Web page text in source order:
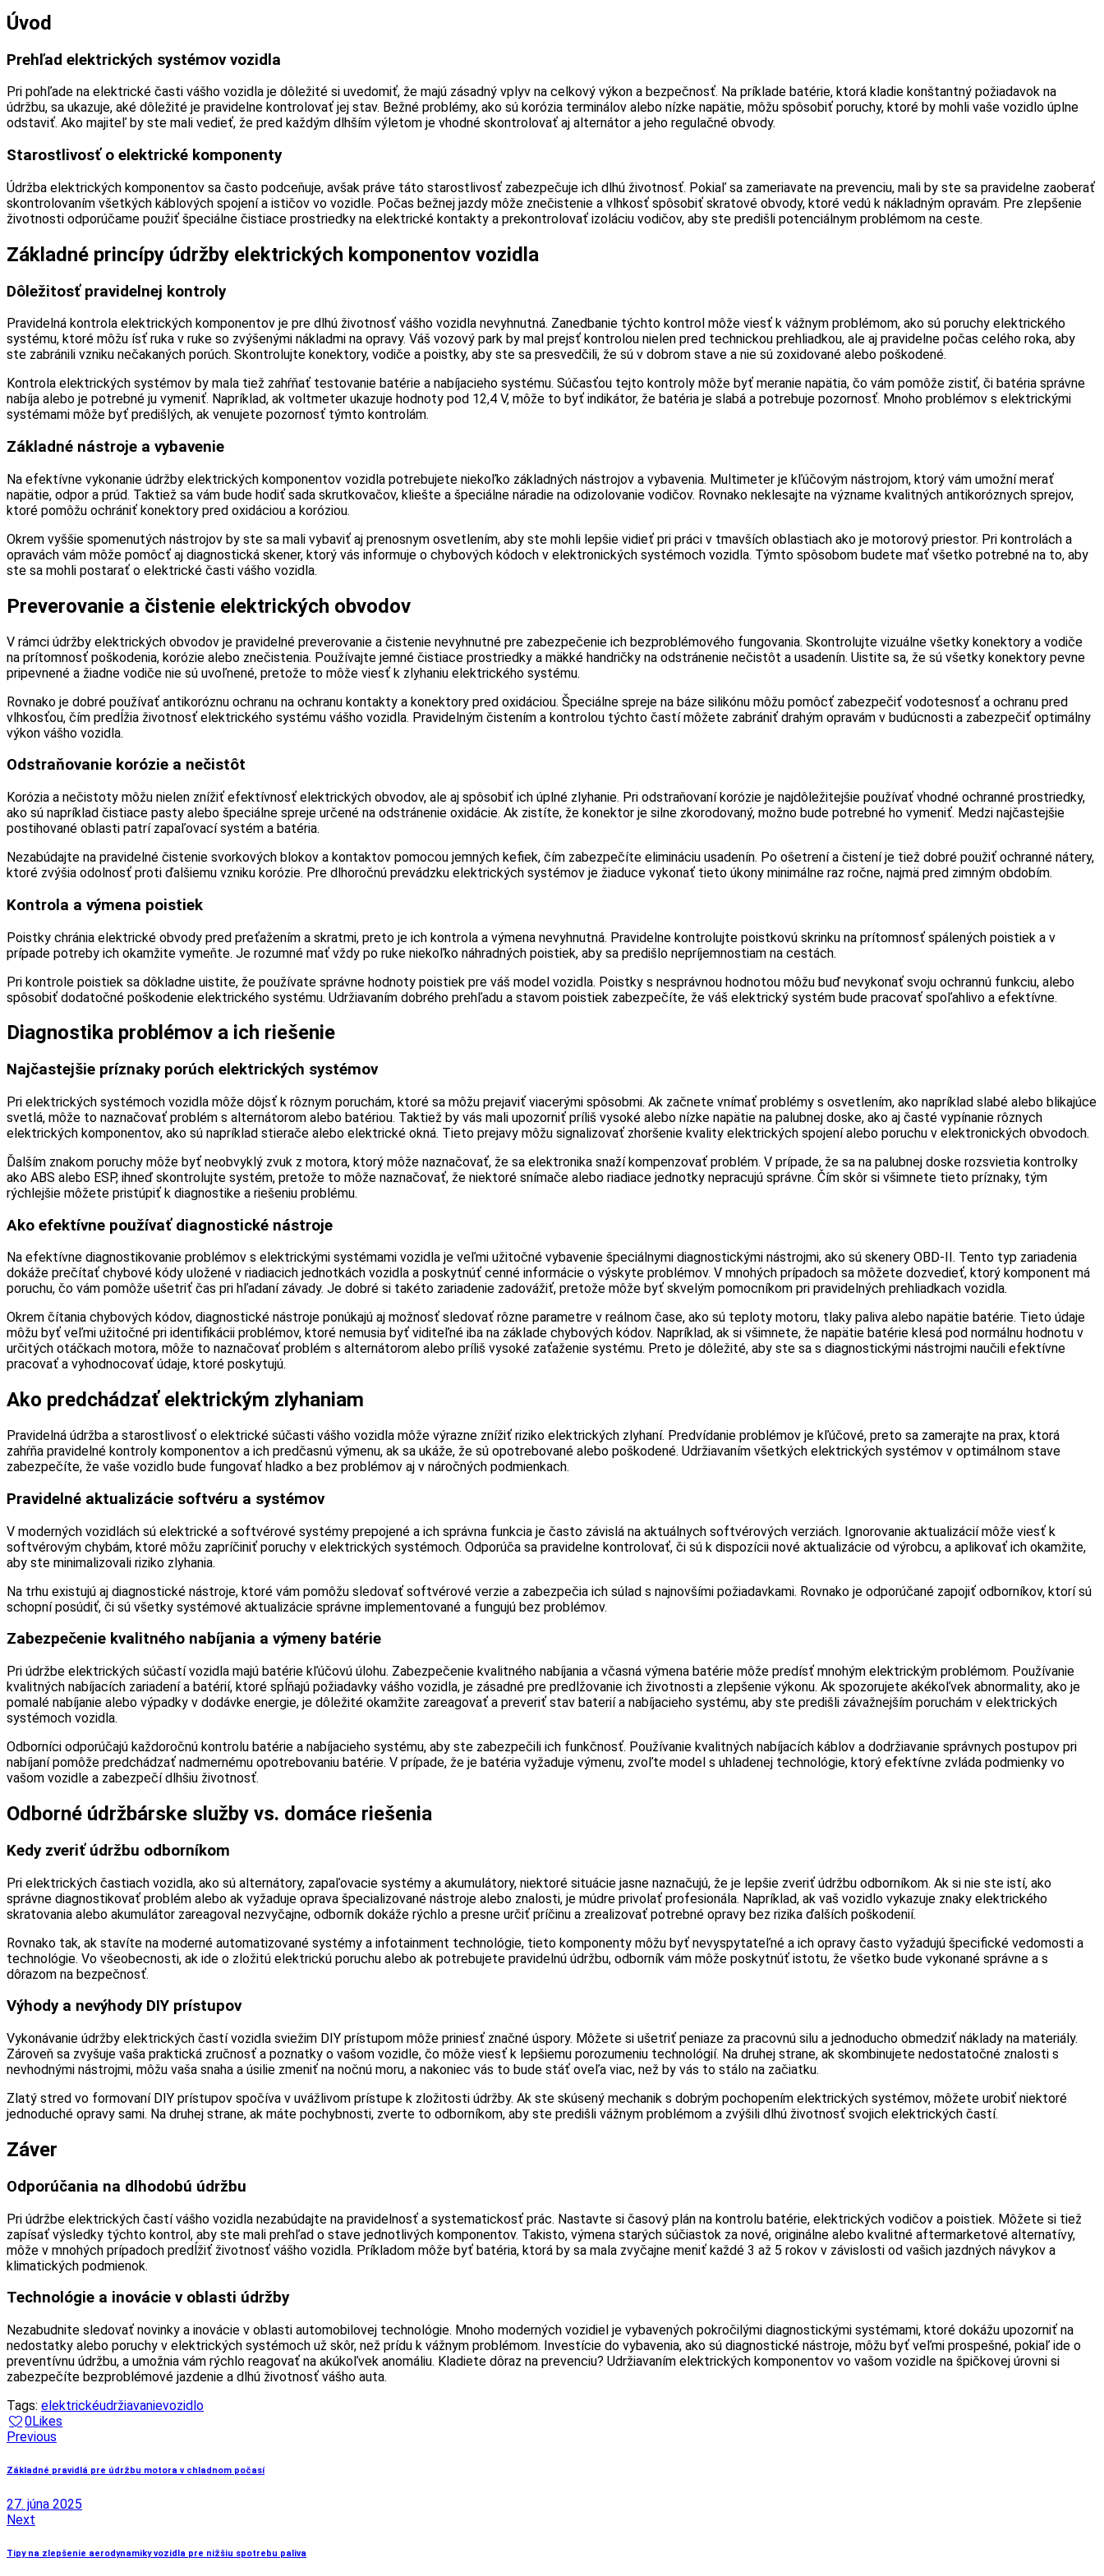
Úvod
Prehľad elektrických systémov vozidla
Pri pohľade na elektrické časti vášho vozidla je dôležité si uvedomiť, že majú zásadný vplyv na celkový výkon a bezpečnosť. Na príklade batérie, ktorá kladie konštantný požiadavok na
údržbu, sa ukazuje, aké dôležité je pravidelne kontrolovať jej stav. Bežné problémy, ako sú korózia terminálov alebo nízke napätie, môžu spôsobiť poruchy, ktoré by mohli vaše vozidlo úplne
odstaviť. Ako majiteľ by ste mali vedieť, že pred každým dlhším výletom je vhodné skontrolovať aj alternátor a jeho regulačné obvody.
Starostlivosť o elektrické komponenty
Údržba elektrických komponentov sa často podceňuje, avšak práve táto starostlivosť zabezpečuje ich dlhú životnosť. Pokiaľ sa zameriavate na prevenciu, mali by ste sa pravidelne zaoberať
skontrolovaním všetkých káblových spojení a ističov vo vozidle. Počas bežnej jazdy môže znečistenie a vlhkosť spôsobiť skratové obvody, ktoré vedú k nákladným opravám. Pre zlepšenie
životnosti odporúčame použiť špeciálne čistiace prostriedky na elektrické kontakty a prekontrolovať izoláciu vodičov, aby ste predišli potenciálnym problémom na ceste.
Základné princípy údržby elektrických komponentov vozidla
Dôležitosť pravidelnej kontroly
Pravidelná kontrola elektrických komponentov je pre dlhú životnosť vášho vozidla nevyhnutná. Zanedbanie týchto kontrol môže viesť k vážnym problémom, ako sú poruchy elektrického
systému, ktoré môžu ísť ruka v ruke so zvýšenými nákladmi na opravy. Váš vozový park by mal prejsť kontrolou nielen pred technickou prehliadkou, ale aj pravidelne počas celého roka, aby
ste zabránili vzniku nečakaných porúch. Skontrolujte konektory, vodiče a poistky, aby ste sa presvedčili, že sú v dobrom stave a nie sú zoxidované alebo poškodené.
Kontrola elektrických systémov by mala tiež zahŕňať testovanie batérie a nabíjacieho systému. Súčasťou tejto kontroly môže byť meranie napätia, čo vám pomôže zistiť, či batéria správne
nabíja alebo je potrebné ju vymeniť. Napríklad, ak voltmeter ukazuje hodnoty pod 12,4 V, môže to byť indikátor, že batéria je slabá a potrebuje pozornosť. Mnoho problémov s elektrickými
systémami môže byť predišlých, ak venujete pozornosť týmto kontrolám.
Základné nástroje a vybavenie
Na efektívne vykonanie údržby elektrických komponentov vozidla potrebujete niekoľko základných nástrojov a vybavenia. Multimeter je kľúčovým nástrojom, ktorý vám umožní merať
napätie, odpor a prúd. Taktiež sa vám bude hodiť sada skrutkovačov, kliešte a špeciálne náradie na odizolovanie vodičov. Rovnako neklesajte na význame kvalitných antikoróznych sprejov,
ktoré pomôžu ochrániť konektory pred oxidáciou a koróziou.
Okrem vyššie spomenutých nástrojov by ste sa mali vybaviť aj prenosnym osvetlením, aby ste mohli lepšie vidieť pri práci v tmavších oblastiach ako je motorový priestor. Pri kontrolách a
opravách vám môže pomôcť aj diagnostická skener, ktorý vás informuje o chybových kódoch v elektronických systémoch vozidla. Týmto spôsobom budete mať všetko potrebné na to, aby
ste sa mohli postarať o elektrické časti vášho vozidla.
Preverovanie a čistenie elektrických obvodov
V rámci údržby elektrických obvodov je pravidelné preverovanie a čistenie nevyhnutné pre zabezpečenie ich bezproblémového fungovania. Skontrolujte vizuálne všetky konektory a vodiče
na prítomnosť poškodenia, korózie alebo znečistenia. Používajte jemné čistiace prostriedky a mäkké handričky na odstránenie nečistôt a usadenín. Uistite sa, že sú všetky konektory pevne
pripevnené a žiadne vodiče nie sú uvoľnené, pretože to môže viesť k zlyhaniu elektrického systému.
Rovnako je dobré používať antikoróznu ochranu na ochranu kontakty a konektory pred oxidáciou. Špeciálne spreje na báze silikónu môžu pomôcť zabezpečiť vodotesnosť a ochranu pred
vlhkosťou, čím predĺžia životnosť elektrického systému vášho vozidla. Pravidelným čistením a kontrolou týchto častí môžete zabrániť drahým opravám v budúcnosti a zabezpečiť optimálny
výkon vášho vozidla.
Odstraňovanie korózie a nečistôt
Korózia a nečistoty môžu nielen znížiť efektívnosť elektrických obvodov, ale aj spôsobiť ich úplné zlyhanie. Pri odstraňovaní korózie je najdôležitejšie používať vhodné ochranné prostriedky,
ako sú napríklad čistiace pasty alebo špeciálne spreje určené na odstránenie oxidácie. Ak zistíte, že konektor je silne zkorodovaný, možno bude potrebné ho vymeniť. Medzi najčastejšie
postihované oblasti patrí zapaľovací systém a batéria.
Nezabúdajte na pravidelné čistenie svorkových blokov a kontaktov pomocou jemných kefiek, čím zabezpečíte elimináciu usadenín. Po ošetrení a čistení je tiež dobré použiť ochranné nátery,
ktoré zvýšia odolnosť proti ďalšiemu vzniku korózie. Pre dlhoročnú prevádzku elektrických systémov je žiaduce vykonať tieto úkony minimálne raz ročne, najmä pred zimným obdobím.
Kontrola a výmena poistiek
Poistky chránia elektrické obvody pred preťažením a skratmi, preto je ich kontrola a výmena nevyhnutná. Pravidelne kontrolujte poistkovú skrinku na prítomnosť spálených poistiek a v
prípade potreby ich okamžite vymeňte. Je rozumné mať vždy po ruke niekoľko náhradných poistiek, aby sa predišlo nepríjemnostiam na cestách.
Pri kontrole poistiek sa dôkladne uistite, že používate správne hodnoty poistiek pre váš model vozidla. Poistky s nesprávnou hodnotou môžu buď nevykonať svoju ochrannú funkciu, alebo
spôsobiť dodatočné poškodenie elektrického systému. Udržiavaním dobrého prehľadu a stavom poistiek zabezpečíte, že váš elektrický systém bude pracovať spoľahlivo a efektívne.
Diagnostika problémov a ich riešenie
Najčastejšie príznaky porúch elektrických systémov
Pri elektrických systémoch vozidla môže dôjsť k rôznym poruchám, ktoré sa môžu prejaviť viacerými spôsobmi. Ak začnete vnímať problémy s osvetlením, ako napríklad slabé alebo blikajúce
svetlá, môže to naznačovať problém s alternátorom alebo batériou. Taktiež by vás mali upozorniť príliš vysoké alebo nízke napätie na palubnej doske, ako aj časté vypínanie rôznych
elektrických komponentov, ako sú napríklad stierače alebo elektrické okná. Tieto prejavy môžu signalizovať zhoršenie kvality elektrických spojení alebo poruchu v elektronických obvodoch.
Ďalším znakom poruchy môže byť neobvyklý zvuk z motora, ktorý môže naznačovať, že sa elektronika snaží kompenzovať problém. V prípade, že sa na palubnej doske rozsvietia kontrolky
ako ABS alebo ESP, ihneď skontrolujte systém, pretože to môže naznačovať, že niektoré snímače alebo riadiace jednotky nepracujú správne. Čím skôr si všimnete tieto príznaky, tým
rýchlejšie môžete pristúpiť k diagnostike a riešeniu problému.
Ako efektívne používať diagnostické nástroje
Na efektívne diagnostikovanie problémov s elektrickými systémami vozidla je veľmi užitočné vybavenie špeciálnymi diagnostickými nástrojmi, ako sú skenery OBD-II. Tento typ zariadenia
dokáže prečítať chybové kódy uložené v riadiacich jednotkách vozidla a poskytnúť cenné informácie o výskyte problémov. V mnohých prípadoch sa môžete dozvedieť, ktorý komponent má
poruchu, čo vám pomôže ušetriť čas pri hľadaní závady. Je dobré si takéto zariadenie zadovážiť, pretože môže byť skvelým pomocníkom pri pravidelných prehliadkach vozidla.
Okrem čítania chybových kódov, diagnostické nástroje ponúkajú aj možnosť sledovať rôzne parametre v reálnom čase, ako sú teploty motoru, tlaky paliva alebo napätie batérie. Tieto údaje
môžu byť veľmi užitočné pri identifikácii problémov, ktoré nemusia byť viditeľné iba na základe chybových kódov. Napríklad, ak si všimnete, že napätie batérie klesá pod normálnu hodnotu v
určitých otáčkach motora, môže to naznačovať problém s alternátorom alebo príliš vysoké zaťaženie systému. Preto je dôležité, aby ste sa s diagnostickými nástrojmi naučili efektívne
pracovať a vyhodnocovať údaje, ktoré poskytujú.
Ako predchádzať elektrickým zlyhaniam
Pravidelná údržba a starostlivosť o elektrické súčasti vášho vozidla môže výrazne znížiť riziko elektrických zlyhaní. Predvídanie problémov je kľúčové, preto sa zamerajte na prax, ktorá
zahŕňa pravidelné kontroly komponentov a ich predčasnú výmenu, ak sa ukáže, že sú opotrebované alebo poškodené. Udržiavaním všetkých elektrických systémov v optimálnom stave
zabezpečíte, že vaše vozidlo bude fungovať hladko a bez problémov aj v náročných podmienkach.
Pravidelné aktualizácie softvéru a systémov
V moderných vozidlách sú elektrické a softvérové systémy prepojené a ich správna funkcia je často závislá na aktuálnych softvérových verziách. Ignorovanie aktualizácií môže viesť k
softvérovým chybám, ktoré môžu zapríčiniť poruchy v elektrických systémoch. Odporúča sa pravidelne kontrolovať, či sú k dispozícii nové aktualizácie od výrobcu, a aplikovať ich okamžite,
aby ste minimalizovali riziko zlyhania.
Na trhu existujú aj diagnostické nástroje, ktoré vám pomôžu sledovať softvérové verzie a zabezpečia ich súlad s najnovšími požiadavkami. Rovnako je odporúčané zapojiť odborníkov, ktorí sú
schopní posúdiť, či sú všetky systémové aktualizácie správne implementované a fungujú bez problémov.
Zabezpečenie kvalitného nabíjania a výmeny batérie
Pri údržbe elektrických súčastí vozidla majú batérie kľúčovú úlohu. Zabezpečenie kvalitného nabíjania a včasná výmena batérie môže predísť mnohým elektrickým problémom. Používanie
kvalitných nabíjacích zariadení a batérií, ktoré spĺňajú požiadavky vášho vozidla, je zásadné pre predlžovanie ich životnosti a zlepšenie výkonu. Ak spozorujete akékoľvek abnormality, ako je
pomalé nabíjanie alebo výpadky v dodávke energie, je dôležité okamžite zareagovať a preveriť stav baterií a nabíjacieho systému, aby ste predišli závažnejším poruchám v elektrických
systémoch vozidla.
Odborníci odporúčajú každoročnú kontrolu batérie a nabíjacieho systému, aby ste zabezpečili ich funkčnosť. Používanie kvalitných nabíjacích káblov a dodržiavanie správnych postupov pri
nabíjaní pomôže predchádzať nadmernému opotrebovaniu batérie. V prípade, že je batéria vyžaduje výmenu, zvoľte model s uhladenej technológie, ktorý efektívne zvláda podmienky vo
vašom vozidle a zabezpečí dlhšiu životnosť.
Odborné údržbárske služby vs. domáce riešenia
Kedy zveriť údržbu odborníkom
Pri elektrických častiach vozidla, ako sú alternátory, zapaľovacie systémy a akumulátory, niektoré situácie jasne naznačujú, že je lepšie zveriť údržbu odborníkom. Ak si nie ste istí, ako
správne diagnostikovať problém alebo ak vyžaduje oprava špecializované nástroje alebo znalosti, je múdre privolať profesionála. Napríklad, ak vaš vozidlo vykazuje znaky elektrického
skratovania alebo akumulátor zareagoval nezvyčajne, odborník dokáže rýchlo a presne určiť príčinu a zrealizovať potrebné opravy bez rizika ďalších poškodenií.
Rovnako tak, ak stavíte na moderné automatizované systémy a infotainment technológie, tieto komponenty môžu byť nevyspytateľné a ich opravy často vyžadujú špecifické vedomosti a
technológie. Vo všeobecnosti, ak ide o zložitú elektrickú poruchu alebo ak potrebujete pravidelnú údržbu, odborník vám môže poskytnúť istotu, že všetko bude vykonané správne a s
dôrazom na bezpečnosť.
Výhody a nevýhody DIY prístupov
Vykonávanie údržby elektrických častí vozidla sviežim DIY prístupom môže priniesť značné úspory. Môžete si ušetriť peniaze za pracovnú silu a jednoducho obmedziť náklady na materiály.
Zároveň sa zvyšuje vaša praktická zručnosť a poznatky o vašom vozidle, čo môže viesť k lepšiemu porozumeniu technológií. Na druhej strane, ak skombinujete nedostatočné znalosti s
nevhodnými nástrojmi, môžu vaša snaha a úsilie zmeniť na nočnú moru, a nakoniec vás to bude stáť oveľa viac, než by vás to stálo na začiatku.
Zlatý stred vo formovaní DIY prístupov spočíva v uvážlivom prístupe k zložitosti údržby. Ak ste skúsený mechanik s dobrým pochopením elektrických systémov, môžete urobiť niektoré
jednoduché opravy sami. Na druhej strane, ak máte pochybnosti, zverte to odborníkom, aby ste predišli vážnym problémom a zvýšili dlhú životnosť svojich elektrických častí.
Záver
Odporúčania na dlhodobú údržbu
Pri údržbe elektrických častí vášho vozidla nezabúdajte na pravidelnosť a systematickosť prác. Nastavte si časový plán na kontrolu batérie, elektrických vodičov a poistiek. Môžete si tiež
zapísať výsledky týchto kontrol, aby ste mali prehľad o stave jednotlivých komponentov. Takisto, výmena starých súčiastok za nové, originálne alebo kvalitné aftermarketové alternatívy,
môže v mnohých prípadoch predĺžiť životnosť vášho vozidla. Príkladom môže byť batéria, ktorá by sa mala zvyčajne meniť každé 3 až 5 rokov v závislosti od vašich jazdných návykov a
klimatických podmienok.
Technológie a inovácie v oblasti údržby
Nezabudnite sledovať novinky a inovácie v oblasti automobilovej technológie. Mnoho moderných vozidiel je vybavených pokročilými diagnostickými systémami, ktoré dokážu upozorniť na
nedostatky alebo poruchy v elektrických systémoch už skôr, než prídu k vážnym problémom. Investície do vybavenia, ako sú diagnostické nástroje, môžu byť veľmi prospešné, pokiaľ ide o
preventívnu údržbu, a umožnia vám rýchlo reagovať na akúkoľvek anomáliu. Kladiete dôraz na prevenciu? Udržiavaním elektrických komponentov vo vašom vozidle na špičkovej úrovni si
zabezpečíte bezproblémové jazdenie a dlhú životnosť vášho auta.
Tags: elektrickéudržiavanievozidlo
0Likes
Navigácia
v
Previous
Základné pravidlá pre údržbu motora v chladnom počasí
27. júna 2025
Next
Tipy na zlepšenie aerodynamiky vozidla pre nižšiu spotrebu paliva